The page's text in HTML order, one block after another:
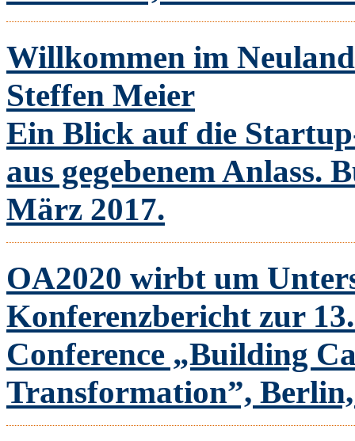
Willkommen im
Steffen Meier
Ein Blick auf die
aus gegebenem Anlass.
März 2017.
OA2020 wirbt um
Konferenzbericht zur
Conference „Building
Transformation”,